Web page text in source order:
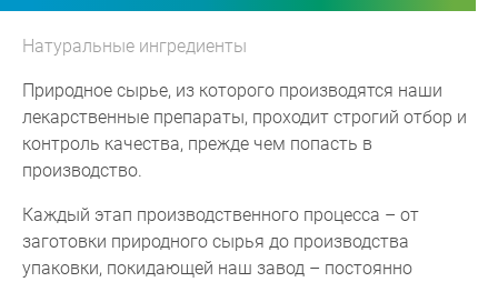
Натуральные ингредиенты
Природное сырье, из которого производятся наши
лекарственные препараты, проходит строгий отбор и
контроль качества, прежде чем попасть в
производство.
Каждый этап производственного процесса – от
заготовки природного сырья до производства
упаковки, покидающей наш завод – постоянно